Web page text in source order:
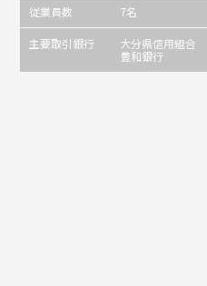
従業員数 7名
主要取引銀行
大分県信用組合
豊和銀行